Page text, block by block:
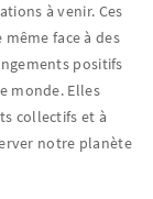
à venir. Ces
face à des
positifs
monde. Elles
collectifs et à
notre planète